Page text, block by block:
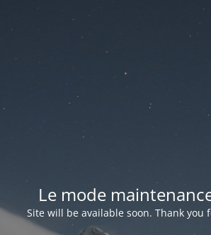
Le mode
Site will be available soon. Thank you